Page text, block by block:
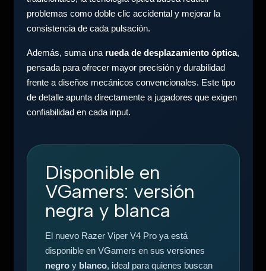
problemas como doble clic accidental y mejorar la
consistencia de cada pulsación.
Además, suma una rueda de desplazamiento óptica,
pensada para ofrecer mayor precisión y durabilidad
frente a diseños mecánicos convencionales. Este tipo
de detalle apunta directamente a jugadores que exigen
confiabilidad en cada input.
Disponible en
VGamers: versión
negra y blanca
El nuevo Razer Viper V4 Pro ya está
disponible en VGamers en sus versiones
negroy blanco, ideal para quienes buscan